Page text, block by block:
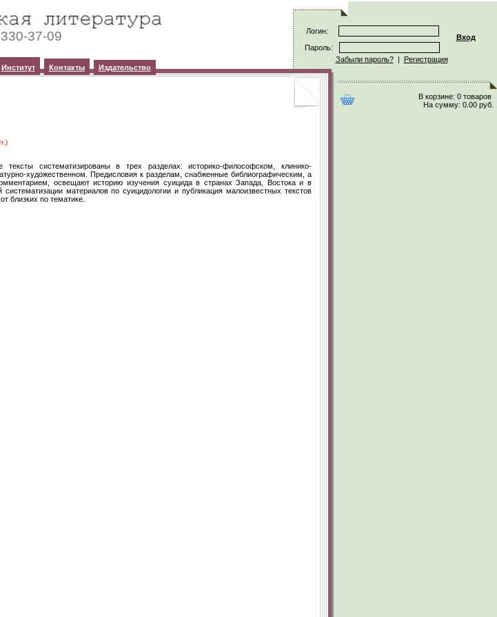
37-09 Логин:
Вход
Пароль:
Забыли пароль?|
Регистрация
Институт Контакты Издательство
тексты систематизированы в трех разделах: историко-философском, клинико-
художественном. Предисловия к разделам, снабженные библиографическим, а
освещают историю изучения суицида в странах Запада, Востока и в
материалов по суицидологии и публикация малоизвестных текстов
близких по тематике.
В корзине: 0 товаров
На сумму: 0.00 руб.